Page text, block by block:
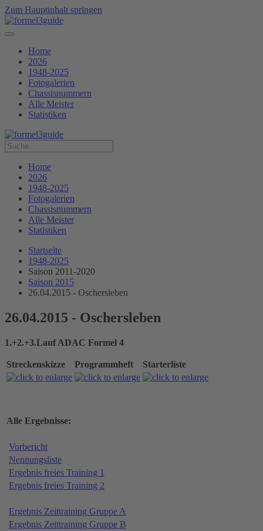
Zum Hauptinhalt springen
Home
2026
1948-2025
Fotogalerien
Chassisnummern
Alle Meister
Statistiken
Home
2026
1948-2025
Fotogalerien
Chassisnummern
Alle Meister
Statistiken
Startseite
1948-2025
Saison 2011-2020
Saison 2015
26.04.2015 - Oschersleben
26.04.2015 - Oschersleben
1.+2.+3.Lauf ADAC Formel 4
Streckenskizze Programmheft Starterliste
Alle Ergebnisse:
Vorbericht
Nennungsliste
Ergebnis freies Training 1
Ergebnis freies Training 2
Ergebnis Zeittraining Gruppe A
Ergebnis Zeittraining Gruppe B